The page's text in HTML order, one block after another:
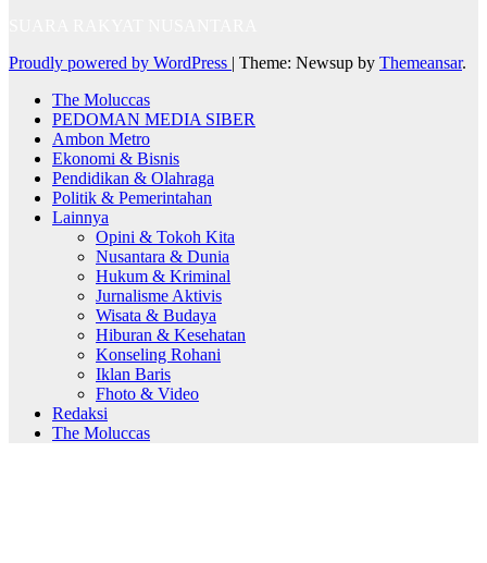
Proudly powered by WordPress | Theme: Newsup by Themeansar.
The Moluccas
PEDOMAN MEDIA SIBER
Ambon Metro
Ekonomi & Bisnis
Pendidikan & Olahraga
Politik & Pemerintahan
Lainnya
Opini & Tokoh Kita
Nusantara & Dunia
Hukum & Kriminal
Jurnalisme Aktivis
Wisata & Budaya
Hiburan & Kesehatan
Konseling Rohani
Iklan Baris
Fhoto & Video
Redaksi
The Moluccas